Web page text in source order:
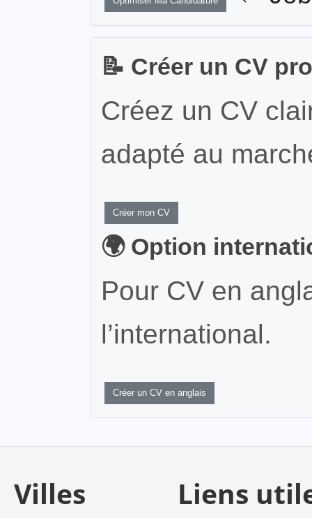
📝 Créer un CV
Créez un CV
adapté au
Créer mon CV
🌍 Option
Pour CV en
l’international.
Créer un CV en anglais
Villes
Liens